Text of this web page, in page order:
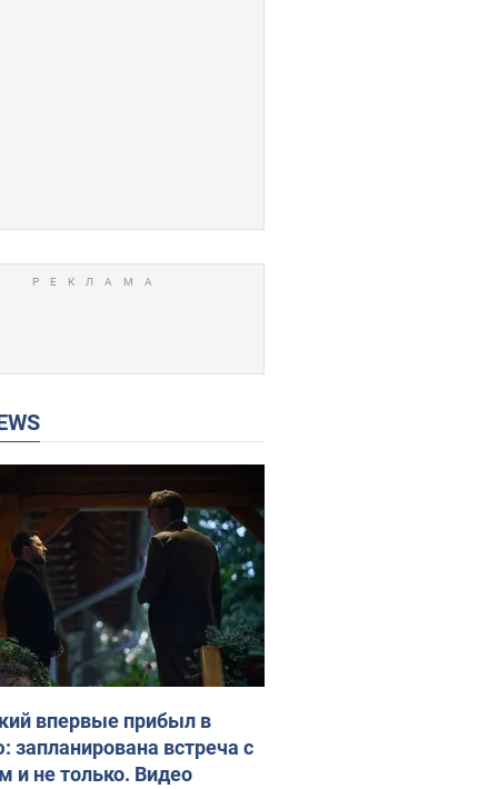
впервые прибыл в
запланирована встреча с
и не только. Видео